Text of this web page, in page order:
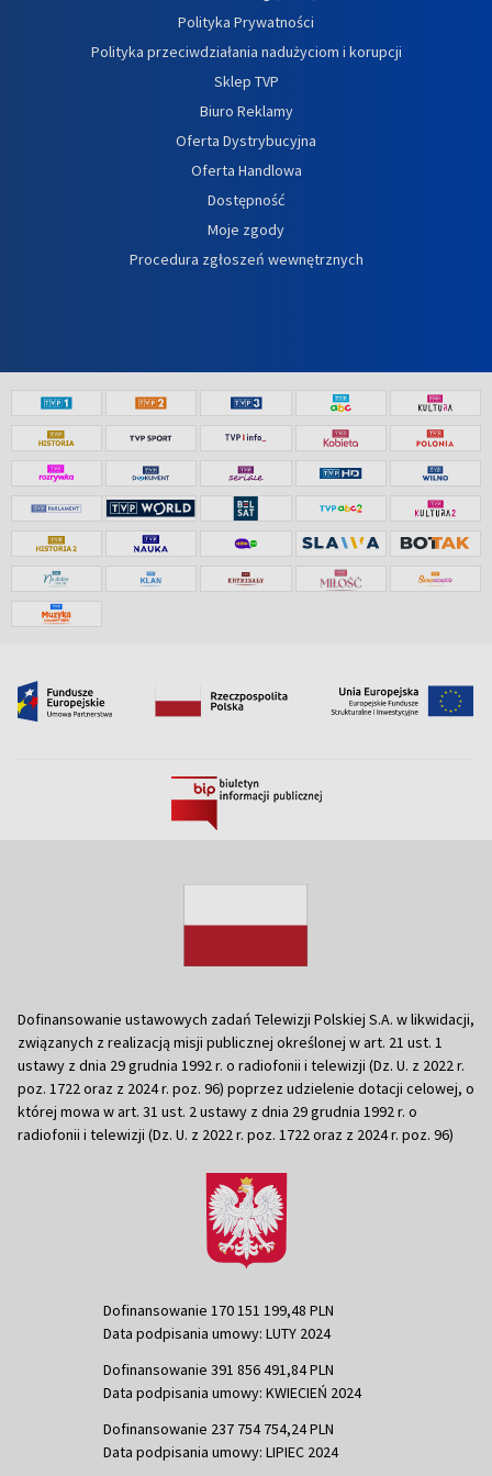
Polityka Prywatności
Polityka przeciwdziałania nadużyciom i korupcji
Sklep TVP
Biuro Reklamy
Oferta Dystrybucyjna
Oferta Handlowa
Dostępność
Moje zgody
Procedura zgłoszeń wewnętrznych
Dofinansowanie ustawowych zadań Telewizji Polskiej S.A. w likwidacji,
związanych z realizacją misji publicznej określonej w art. 21 ust. 1
ustawy z dnia 29 grudnia 1992 r. o radiofonii i telewizji (Dz. U. z 2022 r.
poz. 1722 oraz z 2024 r. poz. 96) poprzez udzielenie dotacji celowej, o
której mowa w art. 31 ust. 2 ustawy z dnia 29 grudnia 1992 r. o
radiofonii i telewizji (Dz. U. z 2022 r. poz. 1722 oraz z 2024 r. poz. 96)
Dofinansowanie 170 151 199,48 PLN
Data podpisania umowy: LUTY 2024
Dofinansowanie 391 856 491,84 PLN
Data podpisania umowy: KWIECIEŃ 2024
Dofinansowanie 237 754 754,24 PLN
Data podpisania umowy: LIPIEC 2024